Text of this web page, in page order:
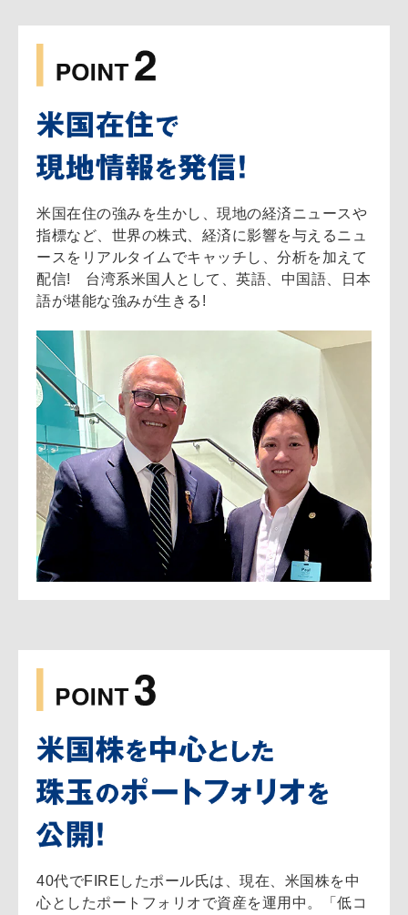
米国在住の強みを生かし、現地の経済ニュースや
指標など、世界の株式、経済に影響を与えるニュ
ースをリアルタイムでキャッチし、分析を加えて
配信! 台湾系米国人として、英語、中国語、日本
語が堪能な強みが生きる!
40代でFIREしたポール氏は、現在、米国株を中
心としたポートフォリオで資産を運用中。「低コ